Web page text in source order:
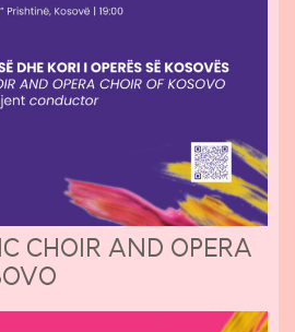
CHOIR AND OPERA